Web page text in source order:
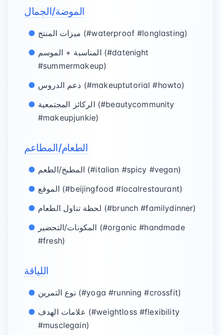
الموضة/الجمال
ميزات المنتج (#waterproof #longlasting)
المناسبة + الموسم (#datenight
#summermakeup)
دعم الدروس (#makeuptutorial #howto)
الركائز المجتمعية (#beautycommunity
#makeupjunkie)
الطعام/المطاعم
المطبخ/الطعم (#italian #spicy #vegan)
الموقع (#beijingfood #localrestaurant)
لحظة تناول الطعام (#brunch #familydinner)
المكونات/التحضير (#organic #handmade
#fresh)
اللياقة
نوع التمرين (#yoga #running #crossfit)
علامات الهدف (#weightloss #flexibility
#musclegain)